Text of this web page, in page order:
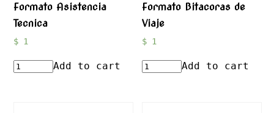
Formato Asistencia
Tecnica
$1
Add to cart
Formato Bitacoras de
Viaje
$ 1
Add to cart